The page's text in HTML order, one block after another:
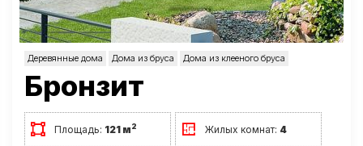
Деревянные дома Дома из бруса Дома из клееного бруса
Бронзит
Площадь: 121 м2 Жилых комнат: 4